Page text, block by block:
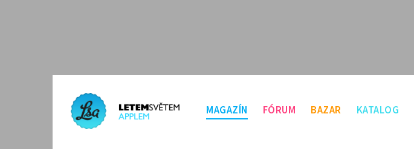
MAGAZÍN FÓRUM BAZAR KATALOG